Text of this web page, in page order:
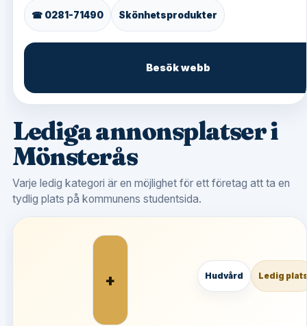
☎ 0281-71490 Skönhetsprodukter
Besök webb
Lediga annonsplatser i
Mönsterås
Varje ledig kategori är en möjlighet för ett företag att ta en
tydlig plats på kommunens studentsida.
+ Hudvård Ledig